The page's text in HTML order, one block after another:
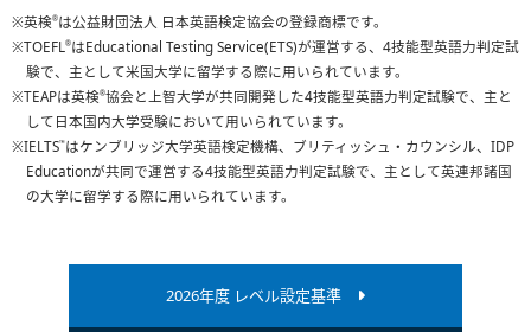
英検®は公益財団法人 日本英語検定協会の登録商標です。
TOEFL ®はEducational Testing Service(ETS)が運営する、4技能型英語力判定試
験で、主として米国大学に留学する際に用いられています。
TEAPは英検®協会と上智大学が共同開発した4技能型英語力判定試験で、主と
して日本国内大学受験において用いられています。
IELTS™はケンブリッジ大学英語検定機構、ブリティッシュ・カウンシル、IDP
Educationが共同で運営する4技能型英語力判定試験で、主として英連邦諸国
の大学に留学する際に用いられています。
2026年度 レベル設定基準